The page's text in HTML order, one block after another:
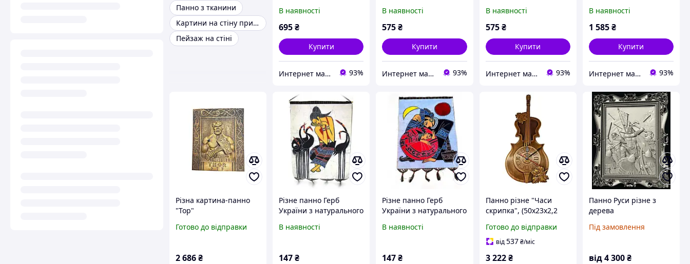
Панно з тканини
Картини на стіну природа
Пейзаж на стіні
В наявності
695₴
Купити
Интернет магазин сувениров Старик Хоттабыч 93%
В наявності
575₴
Купити
Интернет магазин сувениров Старик Хоттабыч 93%
В наявності
575 ₴
Купити
Интернет магазин сувениров Старик Хоттабыч 93%
В наявності
1 585₴
Купити
Интернет магазин сувениров Старик Хоттабыч 93%
Різна картина-панно
"Тор"
Готово до відправки
2 686₴
Різне панно Герб
України з натурального
В наявності
147₴
Різне панно Герб
України з натурального
В наявності
147₴
Панно різне "Часи
скрипка", (50х23х2,2
патиною й лаком,
масив дерева.
Готово до відправки
від537 ₴/міс
3 222 ₴
Панно Руси різне з
дерева
Під замовлення
від4 300₴